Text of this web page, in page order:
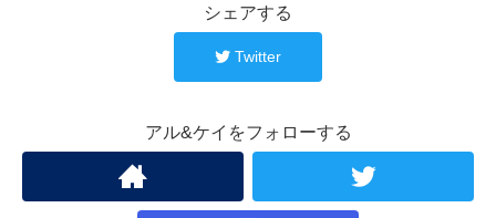
シェアする
Twitter
アル&ケイをフォローする